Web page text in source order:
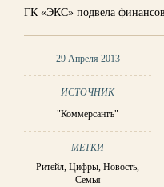
ГК «ЭКС» подвела
29 Апреля 2013
ИСТОЧНИК
"Коммерсантъ"
МЕТКИ
Ритейл,Цифры,Новость,
Семья